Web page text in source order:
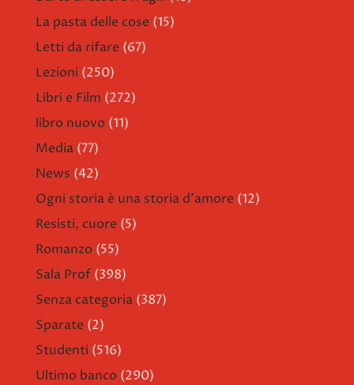
La pasta delle cose (15)
Letti da rifare (67)
Lezioni (250)
Libri e Film (272)
libro nuovo (11)
Media (77)
News (42)
Ogni storia è una storia d'amore (12)
Resisti, cuore (5)
Romanzo (55)
Sala Prof (398)
Senza categoria (387)
Sparate (2)
Studenti (516)
Ultimo banco (290)